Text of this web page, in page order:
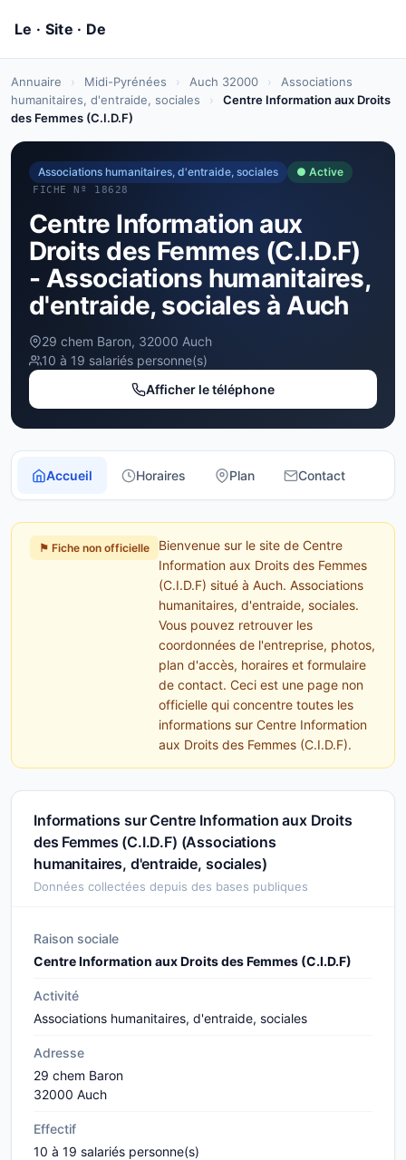
Annuaire › Midi-Pyrénées › Auch 32000 ›
Associations
humanitaires, d'entraide, sociales
›
Centre Information aux Droits
des Femmes (C.I.D.F)
Associations humanitaires, d'entraide, sociales ● Active
FICHE Nº 18628
Centre Information aux
Droits des Femmes (C.I.D.F)
- Associations humanitaires,
d'entraide, sociales à Auch
29 chem Baron, 32000 Auch
10 à 19 salariés personne(s)
Afficher le téléphone
Accueil Horaires Plan Contact
⚑ Fiche non officielle
Bienvenue sur le site de Centre
Information aux Droits des Femmes
(C.I.D.F) situé à Auch. Associations
humanitaires, d'entraide, sociales.
Vous pouvez retrouver les
coordonnées de l'entreprise, photos,
plan d'accès, horaires et formulaire
de contact. Ceci est une page non
officielle qui concentre toutes les
informations sur Centre Information
aux Droits des Femmes (C.I.D.F).
Informations sur Centre Information aux Droits
des Femmes (C.I.D.F) (Associations
humanitaires, d'entraide, sociales)
Données collectées depuis des bases publiques
Raison sociale
Centre Information aux Droits des Femmes (C.I.D.F)
Activité
Associations humanitaires, d'entraide, sociales
Adresse
29 chem Baron
32000 Auch
Effectif
10 à 19 salariés personne(s)